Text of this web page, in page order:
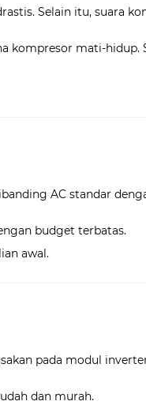
Selain itu, suara
kompresor mati-
AC standar
budget terbatas.
awal.
pada modul
dan murah.